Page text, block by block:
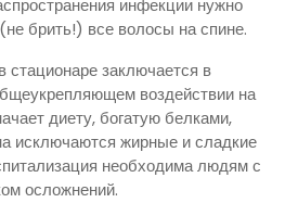
инфекции нужно
брить!) все волосы на спине.
стационаре заключается в
воздействии на
диету, богатую белками,
исключаются жирные и сладкие
необходима людям с
осложнений.